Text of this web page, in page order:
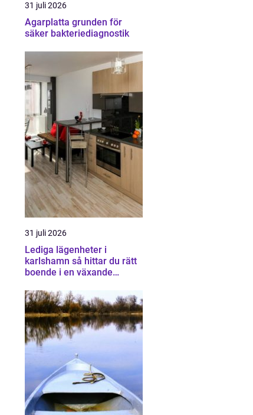
31 juli 2026
Agarplatta grunden för
säker bakteriediagnostik
31 juli 2026
Lediga lägenheter i
karlshamn så hittar du rätt
boende i en växande